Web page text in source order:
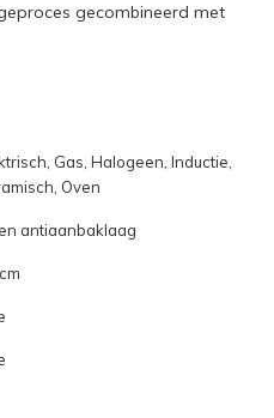
gecombineerd met
Gas, Halogeen, Inductie,
Oven
antiaanbaklaag